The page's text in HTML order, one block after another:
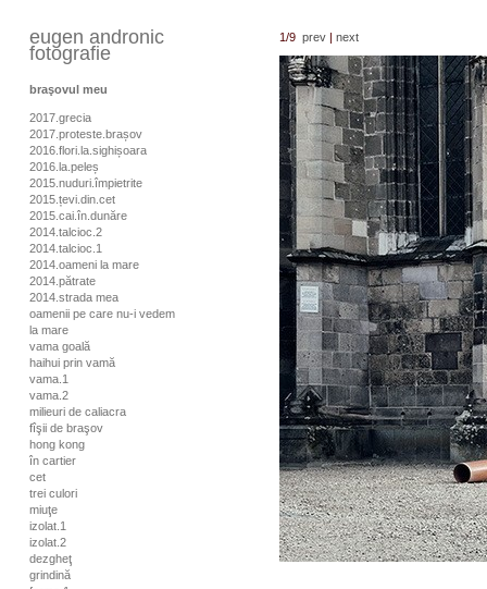
eugen andronic
fotografie
braşovul meu
2017.grecia
2017.proteste.brașov
2016.flori.la.sighișoara
2016.la.peleș
2015.nuduri.împietrite
2015.țevi.din.cet
2015.cai.în.dunăre
2014.talcioc.2
2014.talcioc.1
2014.oameni la mare
2014.pătrate
2014.strada mea
oamenii pe care nu-i vedem
la mare
vama goală
haihui prin vamă
vama.1
vama.2
milieuri de caliacra
fîşii de braşov
hong kong
în cartier
cet
trei culori
miuţe
izolat.1
izolat.2
dezgheţ
grindină
1/9 prev | next